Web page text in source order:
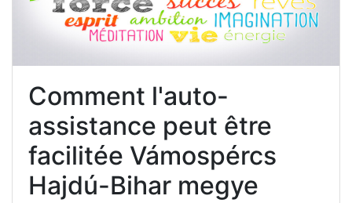
Comment l'auto-
assistance peut être
facilitée Vámospércs
Hajdú-Bihar megye